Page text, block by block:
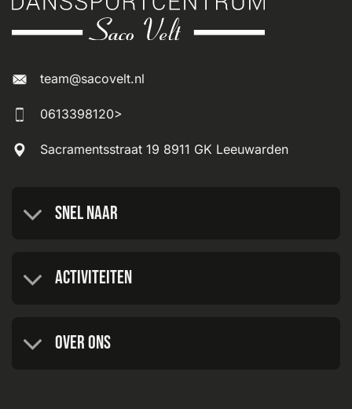
team@sacovelt.nl
0613398120>
Sacramentsstraat 19 8911 GK Leeuwarden
Snel naar
Activiteiten
Over ons